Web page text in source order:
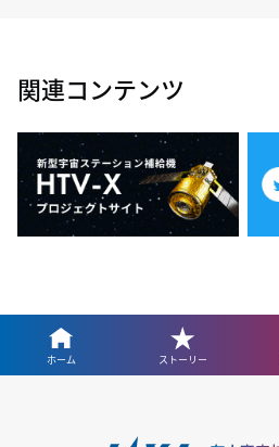
関連コンテンツ
ホーム ストーリー